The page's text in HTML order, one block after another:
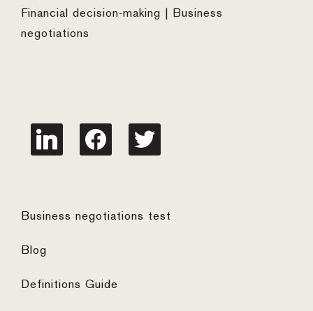
Financial decision-making | Business
negotiations
linkedin facebook twitter
Business negotiations test
Blog
Definitions Guide